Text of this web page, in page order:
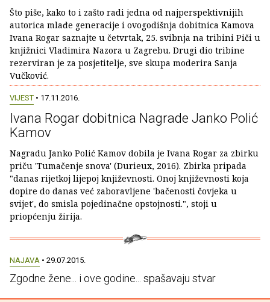
Što piše, kako to i zašto radi jedna od najperspektivnijih
autorica mlađe generacije i ovogodišnja dobitnica Kamova
Ivana Rogar saznajte u četvrtak, 25. svibnja na tribini Piči u
knjižnici Vladimira Nazora u Zagrebu. Drugi dio tribine
rezerviran je za posjetitelje, sve skupa moderira Sanja
Vučković.
VIJEST • 17.11.2016.
Ivana Rogar dobitnica Nagrade Janko Polić
Kamov
Nagradu Janko Polić Kamov dobila je Ivana Rogar za zbirku
priču 'Tumačenje snova' (Durieux, 2016). Zbirka pripada
"danas rijetkoj lijepoj književnosti. Onoj književnosti koja
dopire do danas već zaboravljene 'bačenosti čovjeka u
svijet', do smisla pojedinačne opstojnosti.", stoji u
priopćenju žirija.
NAJAVA • 29.07.2015.
Zgodne žene... i ove godine... spašavaju stvar